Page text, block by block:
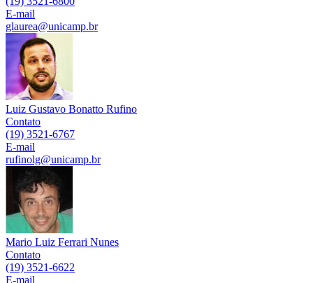
E-mail
glaurea@unicamp.br
Luiz Gustavo Bonatto Rufino
Contato
(19) 3521-6767
E-mail
rufinolg@unicamp.br
Mario Luiz Ferrari Nunes
Contato
(19) 3521-6622
E-mail